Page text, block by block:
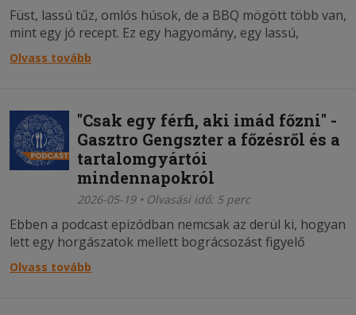
Füst, lassú tűz, omlós húsok, de a BBQ mögött több van,
mint egy jó recept. Ez egy hagyomány, egy lassú,
türelmes folyamat, és egy olyan gasztronómiai élmény,
ami mögött évszázados történet áll.
Olvass tovább
"Csak egy férfi, aki imád főzni" -
Gasztro Gengszter a főzésről és a
tartalomgyártói
mindennapokról
2026-05-19 • Olvasási idő: 5 perc
Ebben a podcast epizódban nemcsak az derül ki, hogyan
lett egy horgászatok mellett bográcsozást figyelő
srácból több százezres eléréssel rendelkező
tartalomgyártó, hanem az is, miért működik ennyire jól
Olvass tovább